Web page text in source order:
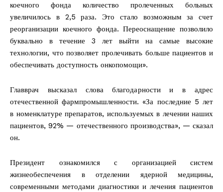
коечного фонда количество пролеченных больных
увеличилось в 2,5 раза. Это стало возможным за счет
реорганизации коечного фонда. Переоснащение позволило
буквально в течение 3 лет выйти на самые высокие
технологии, что позволяет пролечивать больше пациентов и
обеспечивать доступность онкопомощи».
Главврач высказал слова благодарности и в адрес
отечественной фармпромышленности. «За последние 5 лет
в номенклатуре препаратов, используемых в лечении наших
пациентов, 92% — отечественного производства», — сказал
он.
Президент ознакомился с организацией систем
жизнеобеспечения в отделении ядерной медицины,
современными методами диагностики и лечения пациентов